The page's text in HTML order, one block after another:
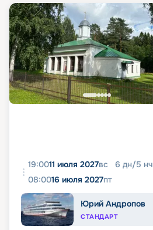
19:0011 июля 2027вс 6 дн/5 нч
08:0016 июля 2027пт
Юрий Андропов
СТАНДАРТ